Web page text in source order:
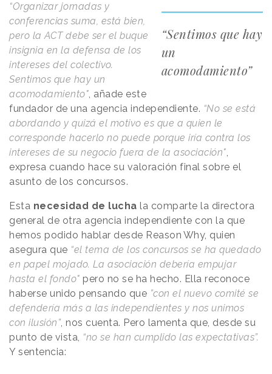
“Sentimos que hay
un
acomodamiento”
“Organizar jornadas y
conferencias suma, está bien,
pero la ACT debe ser el buque
insignia en la defensa de los
intereses del colectivo.
Sentimos que hay un
acomodamiento", añade este
fundador de una agencia independiente. “No se está
abordando y quizá el motivo es que a quien le
corresponde hacerlo no puede porque iría contra los
intereses de su negocio fuera de la asociación",
expresa cuando hace su valoración final sobre el
asunto de los concursos.
Esta necesidad de lucha la comparte la directora
general de otra agencia independiente con la que
hemos podido hablar desde Reason Why, quien
asegura que “el tema de los concursos se ha quedado
en papel mojado. La asociación debería empujar
hasta el fondo" pero no se ha hecho. Ella reconoce
haberse unido pensando que ”con el nuevo comité se
defendería más a las independientes y nos unimos
con ilusión”, nos cuenta. Pero lamenta que, desde su
punto de vista, “no se han cumplido las expectativas”.
Y sentencia: